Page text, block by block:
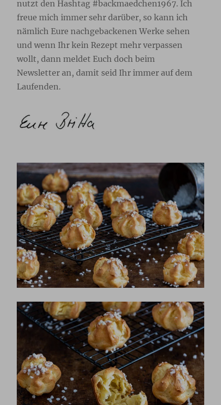
nutzt den Hashtag #backmaedchen1967. Ich
freue mich immer sehr darüber, so kann ich
nämlich Eure nachgebackenen Werke sehen
und wenn Ihr kein Rezept mehr verpassen
wollt, dann meldet Euch doch beim
Newsletter an, damit seid Ihr immer auf dem
Laufenden.